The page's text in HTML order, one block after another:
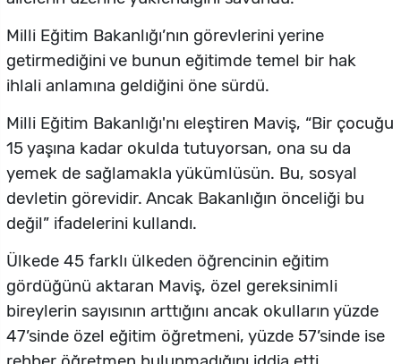
Milli Eğitim Bakanlığı’nın görevlerini yerine
getirmediğini ve bunun eğitimde temel bir hak
ihlali anlamına geldiğini öne sürdü.
Milli Eğitim Bakanlığı'nı eleştiren Maviş, “Bir çocuğu
15 yaşına kadar okulda tutuyorsan, ona su da
yemek de sağlamakla yükümlüsün. Bu, sosyal
devletin görevidir. Ancak Bakanlığın önceliği bu
değil” ifadelerini kullandı.
Ülkede 45 farklı ülkeden öğrencinin eğitim
gördüğünü aktaran Maviş, özel gereksinimli
bireylerin sayısının arttığını ancak okulların yüzde
47’sinde özel eğitim öğretmeni, yüzde 57’sinde ise